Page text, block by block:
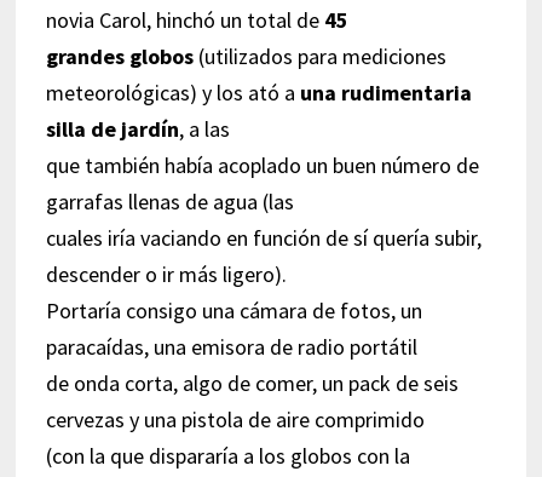
novia Carol, hinchó un total de 45
grandes globos(utilizados para mediciones
meteorológicas) y los ató a una rudimentaria
silla de jardín, a las
que también había acoplado un buen número de
garrafas llenas de agua (las
cuales iría vaciando en función de sí quería subir,
descender o ir más ligero).
Portaría consigo una cámara de fotos, un
paracaídas, una emisora de radio portátil
de onda corta, algo de comer, un pack de seis
cervezas y una pistola de aire comprimido
(con la que dispararía a los globos con la